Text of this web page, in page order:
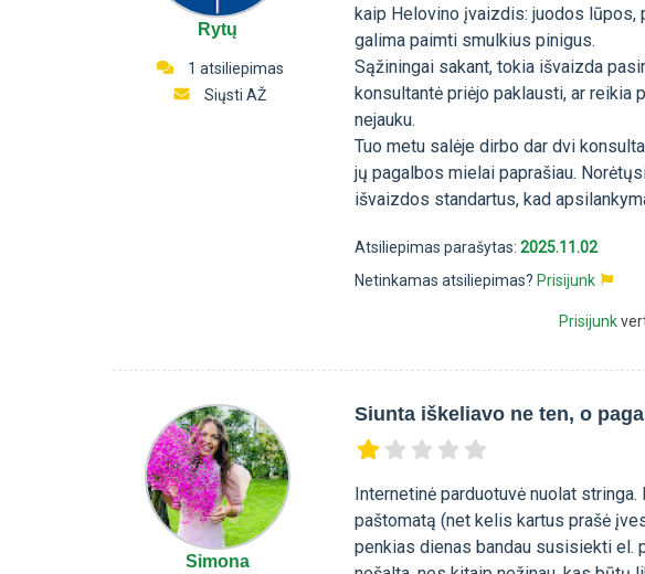
Rytų
1 atsiliepimas
Siųsti AŽ
kaip Helovino įvaizdis: juodos lūpos,
galima paimti smulkius pinigus.
Sąžiningai sakant, tokia išvaizda
konsultantė priėjo paklausti, ar reikia
nejauku.
Tuo metu salėje dirbo dar dvi
jų pagalbos mielai paprašiau.
išvaizdos standartus, kad
Atsiliepimas parašytas:2025.11.02
Netinkamas atsiliepimas? Prisijunk
Prisijunk
Simona
Siunta iškeliavo ne ten, o
Internetinė parduotuvė nuolat
paštomatą (net kelis kartus prašė
penkias dienas bandau susisiekti el.